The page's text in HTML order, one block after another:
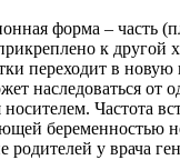
форма – часть
к другой
переходит в новую
наследоваться от
Частота
беременностью
родителей у врача